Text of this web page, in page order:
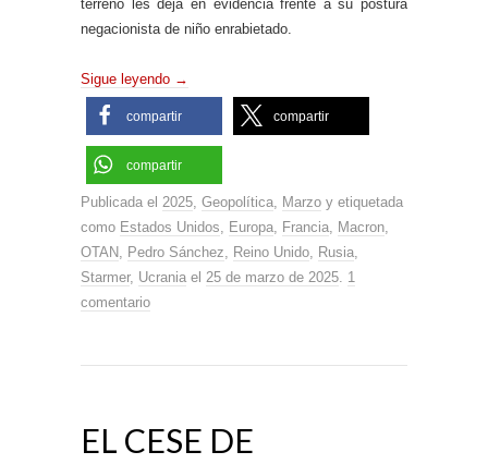
terreno les deja en evidencia frente a su postura
negacionista de niño enrabietado.
Sigue leyendo →
compartir compartir
compartir
Publicada el 2025, Geopolítica, Marzo y etiquetada
como Estados Unidos, Europa, Francia, Macron,
OTAN, Pedro Sánchez, Reino Unido, Rusia,
Starmer, Ucrania el 25 de marzo de 2025. 1
comentario
EL CESE DE